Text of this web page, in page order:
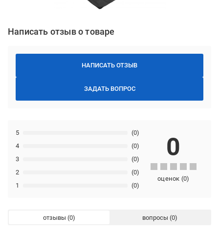
Написать отзыв о товаре
НАПИСАТЬ ОТЗЫВ
ЗАДАТЬ ВОПРОС
1 (0)
2 (0)
3 (0)
4 (0)
5 (0)
0
оценок (0)
отзывы вопросы